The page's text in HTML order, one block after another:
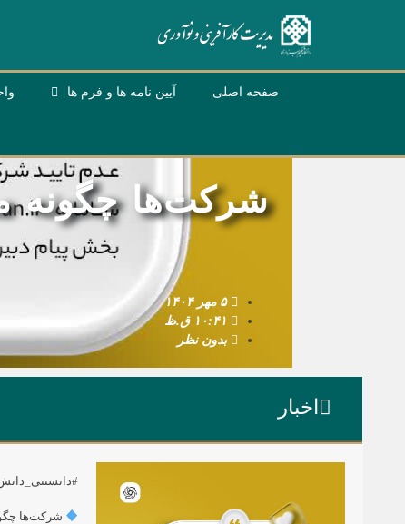
صفحه اصلی آیین نامه ها و فرم ها
شرکت‌‌ها چگونه
۵ مهر ۱۴۰۴
۱۰:۴۱ ق.ظ
بدون نظر
اخبار
شرکت‌‌ها